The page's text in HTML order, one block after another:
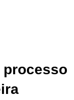
processo